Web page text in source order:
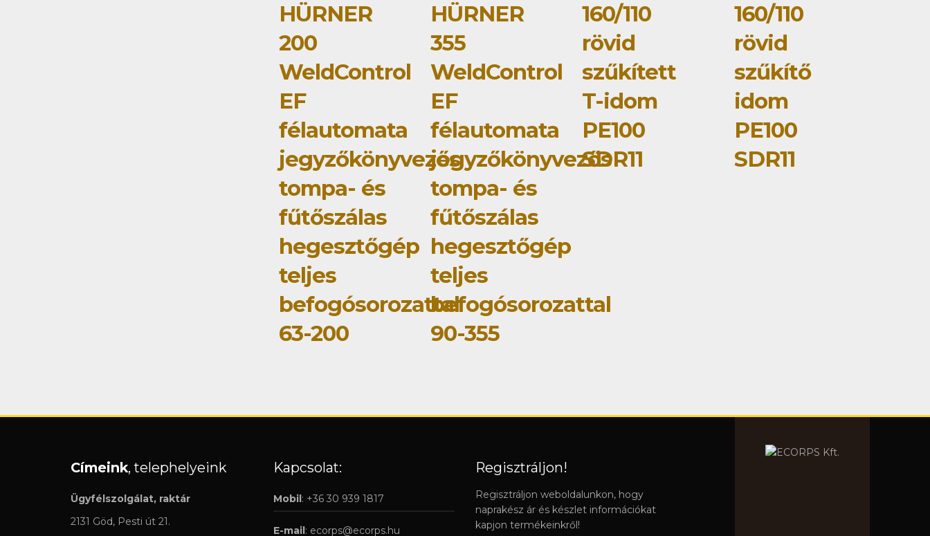
HÜRNER
200
WeldControl
EF
félautomata
jegyzőkönyvezős
tompa- és
fűtőszálas
hegesztőgép
teljes
befogósorozattal
63-200
HÜRNER
355
WeldControl
EF
félautomata
jegyzőkönyvezős
tompa- és
fűtőszálas
hegesztőgép
teljes
befogósorozattal
90-355
160/110
rövid
szűkített
T-idom
PE100
SDR11
160/110
rövid
szűkítő
idom
PE100
SDR11
Címeink, telephelyeink
Ügyfélszolgálat, raktár
2131 Göd, Pesti út 21.
Kapcsolat:
Mobil: +36 30 939 1817
E-mail: ecorps@ecorps.hu
Regisztráljon!
Regisztráljon weboldalunkon, hogy
naprakész ár és készlet információkat
kapjon termékeinkről!